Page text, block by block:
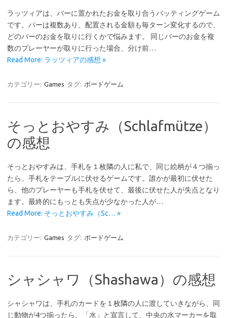
ラッツィアは、バーに置かれたお金を取り合うバッティングゲーム
です。バーは複数あり、配置される金額も毎ターン変化するので、
どのバーのお金を取りに行くかで悩みます。 同じバーのお金を複
数のプレーヤーが取りに行った場合、分け前…
Read More: ラッツィアの感想 »
カテゴリー: Games タグ: ボードゲーム
そっとおやすみ（Schlafmütze）
の感想
そっとおやすみは、手札を１枚隣の人に私で、同じ絵柄が４つ揃っ
たら、手札をテーブルに伏せるゲームです。誰かが最初に伏せた
ら、他のプレーヤーも手札を伏せて、最後に伏せた人が失点となり
ます。最終的にもっとも失点が少なかった人が…
Read More: そっとおやすみ（Sc… »
カテゴリー: Games タグ: ボードゲーム
シャシャワ（Shashawa）の感想
シャシャワは、手札のカードを１枚隣の人に渡していきながら、同
じ動物が4つ揃ったら、「水」と宣言して、中央の水マーカーを取